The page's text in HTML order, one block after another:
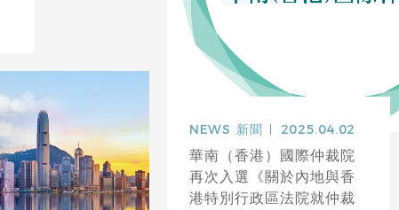
NEWS 新聞 2025.04.02
華南（香港）國際仲裁院
再次入選《關於內地與香
港特別行政區法院就仲裁